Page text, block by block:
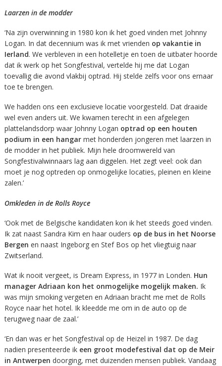
Laarzen in de modder
‘Na zijn overwinning in 1980 kon ik het goed vinden met Johnny
Logan. In dat decennium was ik met vrienden op vakantie in
Ierland. We verbleven in een hotelletje en toen de uitbater hoorde
dat ik werk op het Songfestival, vertelde hij me dat Logan
toevallig die avond vlakbij optrad. Hij stelde zelfs voor ons ernaar
toe te brengen.
We hadden ons een exclusieve locatie voorgesteld. Dat draaide
wel even anders uit. We kwamen terecht in een afgelegen
plattelandsdorp waar Johnny Logan optrad op een houten
podium in een hangar met honderden jongeren met laarzen in
de modder in het publiek. Mijn hele droomwereld van
Songfestivalwinnaars lag aan diggelen. Het zegt veel: ook dan
moet je nog optreden op onmogelijke locaties, pleinen en kleine
zalen.’
Omkleden in de Rolls Royce
‘Ook met de Belgische kandidaten kon ik het steeds goed vinden.
Ik zat naast Sandra Kim en haar ouders op de bus in het Noorse
Bergen en naast Ingeborg en Stef Bos op het vliegtuig naar
Zwitserland.
Wat ik nooit vergeet, is Dream Express, in 1977 in Londen. Hun
manager Adriaan kon het onmogelijke mogelijk maken. Ik
was mijn smoking vergeten en Adriaan bracht me met de Rolls
Royce naar het hotel. Ik kleedde me om in de auto op de
terugweg naar de zaal.’
‘En dan was er het Songfestival op de Heizel in 1987. De dag
nadien presenteerde ik een groot modefestival dat op de Meir
in Antwerpen doorging, met duizenden mensen publiek. Vandaag